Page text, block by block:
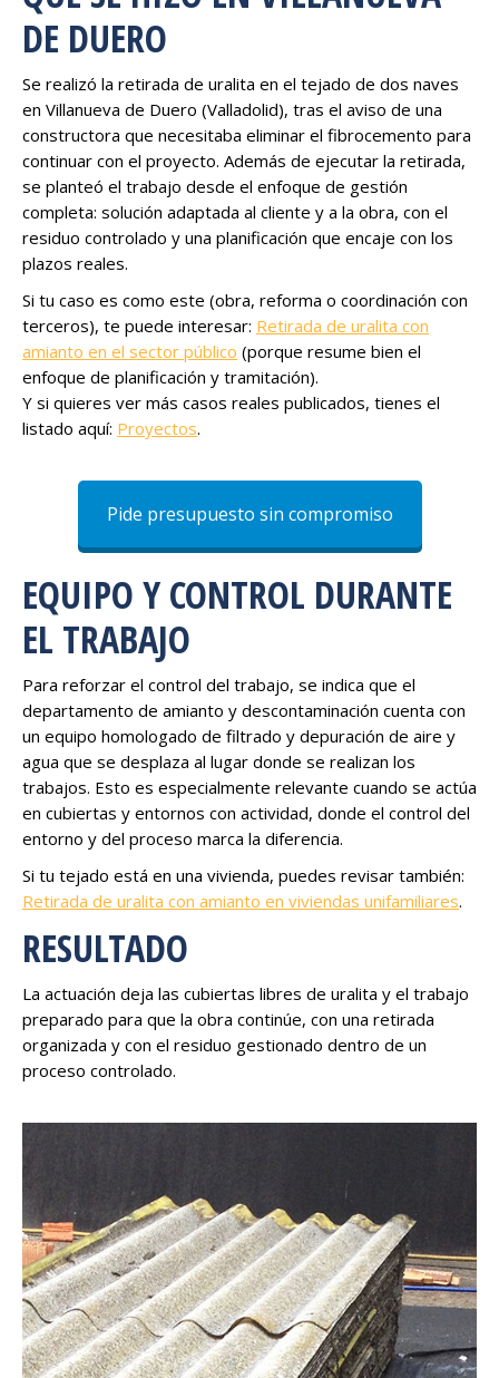
DE DUERO
Se realizó la retirada de uralita en el tejado de dos naves
en Villanueva de Duero (Valladolid), tras el aviso de una
constructora que necesitaba eliminar el fibrocemento para
continuar con el proyecto. Además de ejecutar la retirada,
se planteó el trabajo desde el enfoque de gestión
completa: solución adaptada al cliente y a la obra, con el
residuo controlado y una planificación que encaje con los
plazos reales.
Si tu caso es como este (obra, reforma o coordinación con
terceros), te puede interesar: Retirada de uralita con
amianto en el sector público (porque resume bien el
enfoque de planificación y tramitación).
Y si quieres ver más casos reales publicados, tienes el
listado aquí: Proyectos.
Pide presupuesto sin compromiso
EQUIPO Y CONTROL DURANTE
EL TRABAJO
Para reforzar el control del trabajo, se indica que el
departamento de amianto y descontaminación cuenta con
un equipo homologado de filtrado y depuración de aire y
agua que se desplaza al lugar donde se realizan los
trabajos. Esto es especialmente relevante cuando se actúa
en cubiertas y entornos con actividad, donde el control del
entorno y del proceso marca la diferencia.
Si tu tejado está en una vivienda, puedes revisar también:
Retirada de uralita con amianto en viviendas unifamiliares.
RESULTADO
La actuación deja las cubiertas libres de uralita y el trabajo
preparado para que la obra continúe, con una retirada
organizada y con el residuo gestionado dentro de un
proceso controlado.